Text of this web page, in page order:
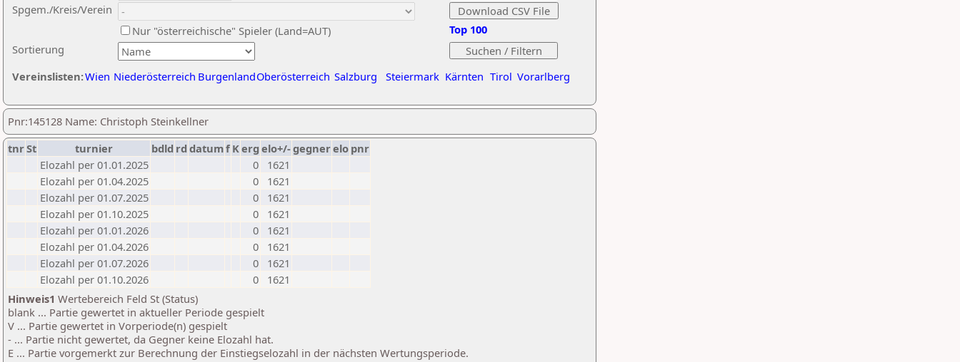
Sortierung
Spgem./Kreis/Verein
Nur "österreichische" Spieler (Land=AUT)
Vereinslisten:Wien Niederösterreich BurgenlandOberösterreich Salzburg Steiermark Kärnten Tirol Vorarlberg
Top 100
Pnr:145128 Name: Christoph Steinkellner
tnrSt turnier bdld rd datumf Kerg elo+/-gegnerelo pnr
Elozahl per 01.01.2025
0
1621
Elozahl per 01.04.2025
0
1621
Elozahl per 01.07.2025
0
1621
Elozahl per 01.10.2025
0
1621
Elozahl per 01.01.2026
0
1621
Elozahl per 01.04.2026
0
1621
Elozahl per 01.07.2026
0
1621
Elozahl per 01.10.2026
0
1621
Hinweis1 Wertebereich Feld St (Status)
blank ... Partie gewertet in aktueller Periode gespielt
V ... Partie gewertet in Vorperiode(n) gespielt
- ... Partie nicht gewertet, da Gegner keine Elozahl hat.
E ... Partie vorgemerkt zur Berechnung der Einstiegselozahl in der nächsten Wertungsperiode.